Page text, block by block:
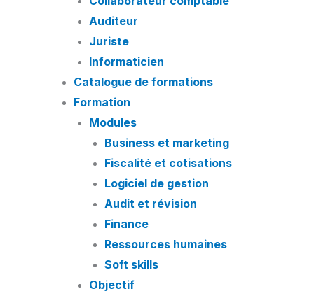
Auditeur
Juriste
Informaticien
Catalogue de formations
Formation
Modules
Business et marketing
Fiscalité et cotisations
Logiciel de gestion
Audit et révision
Finance
Ressources humaines
Soft skills
Objectif